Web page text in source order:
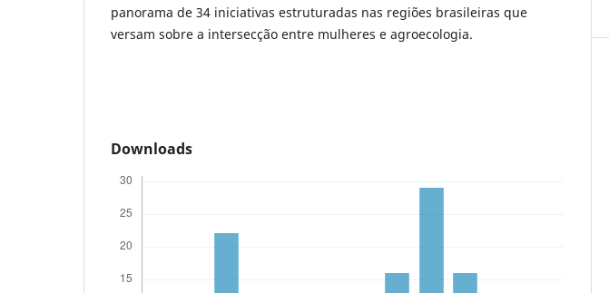
panorama de 34 iniciativas estruturadas nas regiões brasileiras que
versam sobre a intersecção entre mulheres e agroecologia.
Downloads